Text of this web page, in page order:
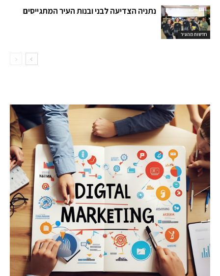
חדשות מהעיר
נתניה הצדיעה לבני ובנות העיר המתגייסים